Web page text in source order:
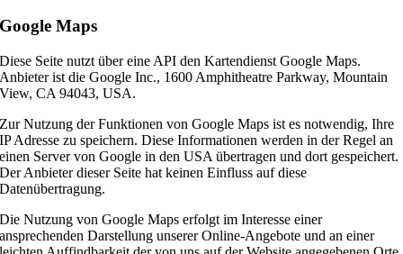
Google Maps
Diese Seite nutzt über eine API den Kartendienst Google Maps.
Anbieter ist die Google Inc., 1600 Amphitheatre Parkway, Mountain
View, CA 94043, USA.
Zur Nutzung der Funktionen von Google Maps ist es notwendig, Ihre
IP Adresse zu speichern. Diese Informationen werden in der Regel an
einen Server von Google in den USA übertragen und dort gespeichert.
Der Anbieter dieser Seite hat keinen Einfluss auf diese
Datenübertragung.
Die Nutzung von Google Maps erfolgt im Interesse einer
ansprechenden Darstellung unserer Online-Angebote und an einer